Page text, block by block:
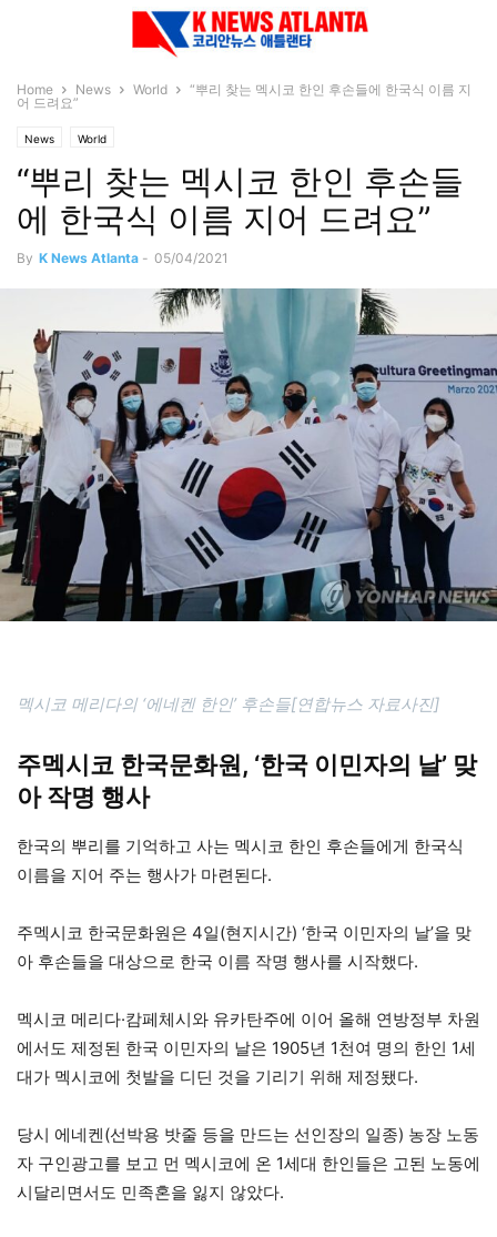
Home News World
“뿌리 찾는 멕시코 한인 후손들에 한국식 이름 지
어 드려요”
News World
“뿌리 찾는 멕시코 한인 후손들
에 한국식 이름 지어 드려요”
By K News Atlanta - 05/04/2021
멕시코 메리다의 ‘에네켄 한인’ 후손들[연합뉴스 자료사진]
주멕시코 한국문화원, ‘한국 이민자의 날’ 맞
아 작명 행사
한국의 뿌리를 기억하고 사는 멕시코 한인 후손들에게 한국식
이름을 지어 주는 행사가 마련된다.
주멕시코 한국문화원은 4일(현지시간) ‘한국 이민자의 날’을 맞
아 후손들을 대상으로 한국 이름 작명 행사를 시작했다.
멕시코 메리다·캄페체시와 유카탄주에 이어 올해 연방정부 차원
에서도 제정된 한국 이민자의 날은 1905년 1천여 명의 한인 1세
대가 멕시코에 첫발을 디딘 것을 기리기 위해 제정됐다.
당시 에네켄(선박용 밧줄 등을 만드는 선인장의 일종) 농장 노동
자 구인광고를 보고 먼 멕시코에 온 1세대 한인들은 고된 노동에
시달리면서도 민족혼을 잃지 않았다.